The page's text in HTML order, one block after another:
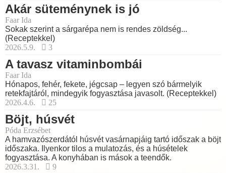
Akár süteménynek is jó
Faar Ida
Sokak szerint a sárgarépa nem is rendes zöldség...
(Receptekkel)
2026.5.9.
3
A tavasz vitaminbombái
Faar Ida
Hónapos, fehér, fekete, jégcsap – legyen szó bármelyik
retekfajtáról, mindegyik fogyasztása javasolt. (Receptekkel)
2026.4.6.
25
Böjt, húsvét
Póda Erzsébet
A hamvazószerdától húsvét vasárnapjáig tartó időszak a böjt
időszaka. Ilyenkor tilos a mulatozás, és a húsételek
fogyasztása. A konyhában is mások a teendők.
2026.3.31.
9